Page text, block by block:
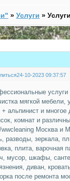
»Услуги »
24-10-2023 09:37:57
мягкой мебели,
+ альпинист и
комнат и
Москва и
разводы, зеркала,
плита, варочная
мусор, шкафы,
диван,
после ремонта